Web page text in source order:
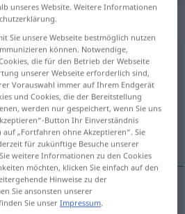
sächlich
anklicken/antippen)
Thema
unseres Website. Weitere Informationen
Sie unsere Webseite bestmöglich nutzen
können. Notwendige,
die für den Betrieb der Webseite
unserer Webseite erforderlich sind,
Vorauswahl immer auf Ihrem Endgerät
und Cookies, die der Bereitstellung
werden nur gespeichert, wenn Sie uns
Button Ihr Einverständnis
auf „Fortfahren ohne Akzeptieren“. Sie
für zukünftige Besuche unserer
weitere Informationen zu den Cookies
möchten, klicken Sie einfach auf den
Hinweise zu der
Sie ansonsten unserer
Sie unserImpressum.